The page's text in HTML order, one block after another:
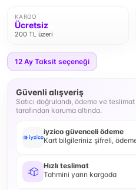
KARGO
Ücretsiz
200 TL üzeri
12 Ay Taksit seçeneği
Güvenli alışveriş
Satıcı doğrulandı, ödeme ve
tarafından koruma altında.
iyzico güvenceli ödeme
Kart bilgileriniz şifreli,
Hızlı teslimat
Tahmini yarın kargoda